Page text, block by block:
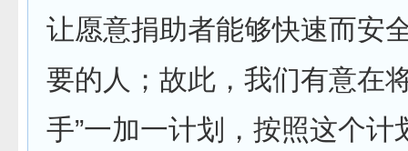
让愿意捐助者能够快速而安
要的人；故此，我们有意在
手”一加一计划，按照这个计